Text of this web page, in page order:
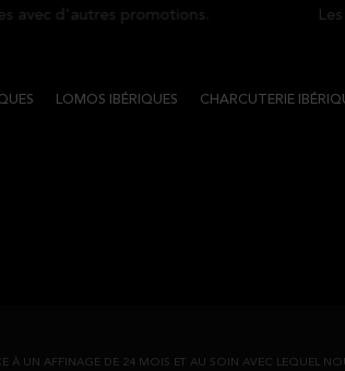
d'autres promotions. Les
LOMOS IBÉRIQUES CHARCUTERIE
À UN AFFINAGE DE 24 MOIS ET AU SOIN AVEC LEQUEL